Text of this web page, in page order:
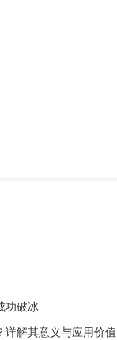
功破冰
详解其意义与应用价值